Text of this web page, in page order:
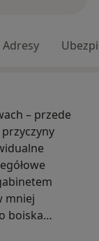
Adresy
– przede
mniej
boiska
oraz